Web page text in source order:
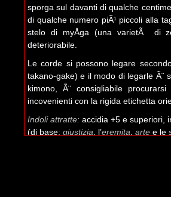
sporga sul davanti di qualche
di qualche numero piÃ¹ piccoli alla
stelo di myÅga (una varietÃ di
deteriorabile.
Le corde si possono legare
takano-gake) e il modo di legarle Ã¨
kimono, Ã¨ consigliabile
incovenienti con la rigida etichetta
Indoli attratte: accidia +5 e superiori,
(di base: giustizia, l’eremita, arte e le